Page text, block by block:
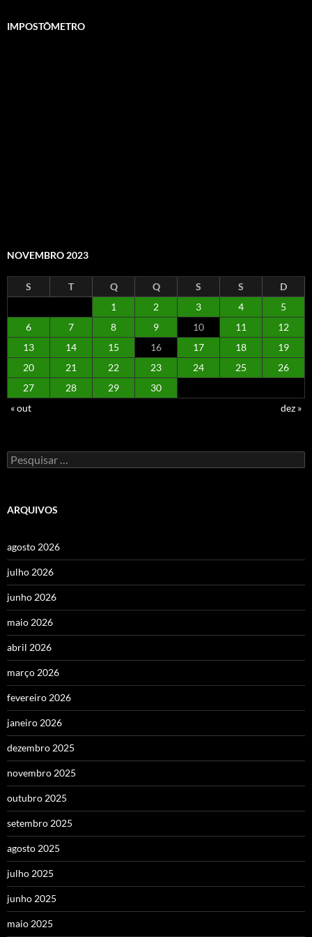
IMPOSTÔMETRO
NOVEMBRO 2023
S T Q Q S S
D
1
2 3 4
5
6
7 8 9 10 11
12
13
14 15 16 17 18
19
20
21 22 23 24 25
26
27
28 29
30
« out
dez »
Pesquisar
por:
ARQUIVOS
agosto 2026
julho 2026
junho 2026
maio 2026
abril 2026
março 2026
fevereiro 2026
janeiro 2026
dezembro 2025
novembro 2025
outubro 2025
setembro 2025
agosto 2025
julho 2025
junho 2025
maio 2025